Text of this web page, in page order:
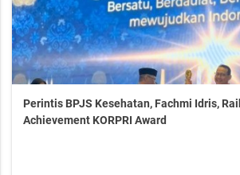
Perintis BPJS Kesehatan, Fachmi Idris,
Achievement KORPRI Award